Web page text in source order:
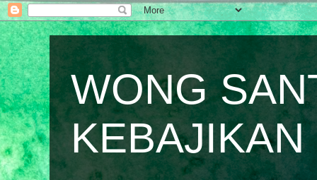
WONG
KEBAJIKAN